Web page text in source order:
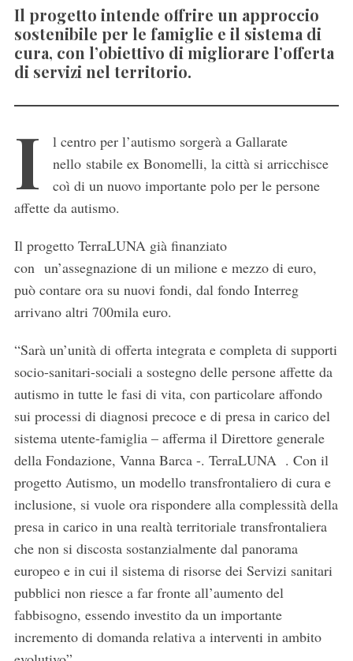
Il progetto intende offrire un approccio
sostenibile per le famiglie e il sistema di
cura, con l’obiettivo di migliorare l’offerta
di servizi nel territorio.
I
l centro per l’autismo sorgerà a Gallarate
nello stabile ex Bonomelli, la città si arricchisce
coì di un nuovo importante polo per le persone
affette da autismo.
Il progetto TerraLUNA già finanziato
con un’assegnazione di un milione e mezzo di euro,
può contare ora su nuovi fondi, dal fondo Interreg
arrivano altri 700mila euro.
“Sarà un’unità di offerta integrata e completa di supporti
socio-sanitari-sociali a sostegno delle persone affette da
autismo in tutte le fasi di vita, con particolare affondo
sui processi di diagnosi precoce e di presa in carico del
sistema utente-famiglia – afferma il Direttore generale
della Fondazione, Vanna Barca -. TerraLUNA . Con il
progetto Autismo, un modello transfrontaliero di cura e
inclusione, si vuole ora rispondere alla complessità della
presa in carico in una realtà territoriale transfrontaliera
che non si discosta sostanzialmente dal panorama
europeo e in cui il sistema di risorse dei Servizi sanitari
pubblici non riesce a far fronte all’aumento del
fabbisogno, essendo investito da un importante
incremento di domanda relativa a interventi in ambito